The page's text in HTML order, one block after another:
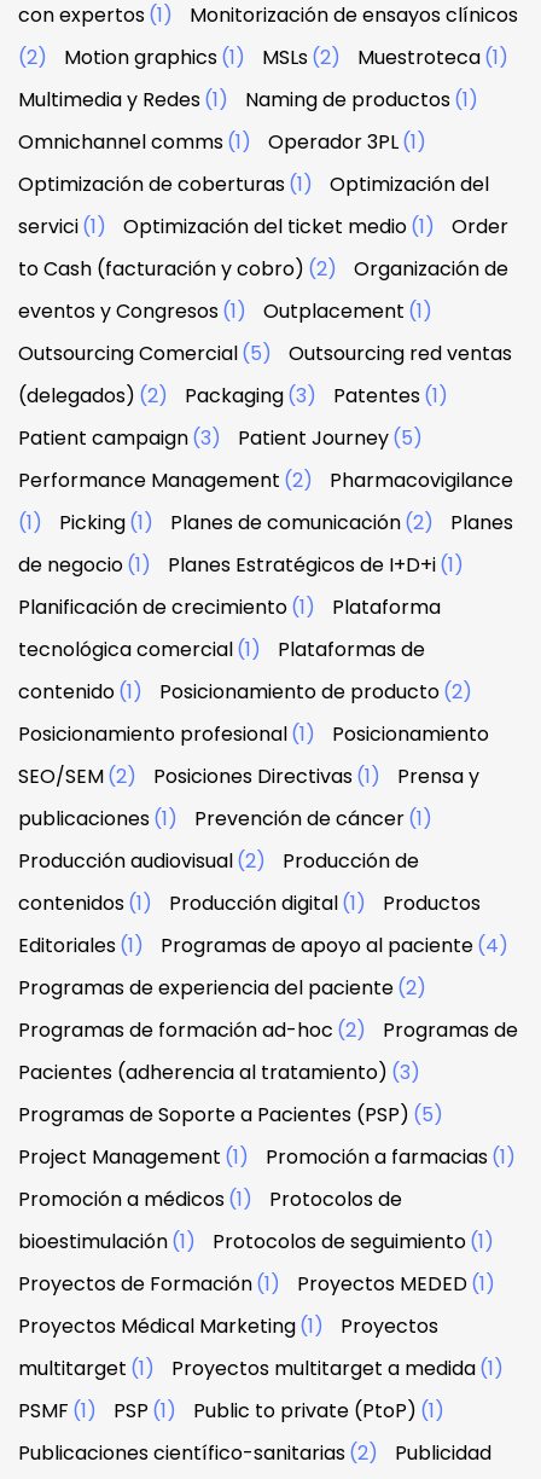
con expertos(1)
Monitorización de ensayos clínicos
(2)
Motion graphics(1) MSLs(2) Muestroteca(1)
Multimedia y Redes(1) Naming de productos(1)
Omnichannel comms(1) Operador 3PL(1)
Optimización de coberturas(1)
Optimización del
servici(1) Optimización del ticket medio(1)
Order
to Cash (facturación y cobro) (2)
Organización de
eventos y Congresos(1) Outplacement (1)
Outsourcing Comercial(5)
Outsourcing red ventas
(delegados) (2) Packaging(3) Patentes(1)
Patient campaign(3) Patient Journey(5)
Performance Management (2)
Pharmacovigilance
(1)
Picking(1) Planes de comunicación(2)
Planes
de negocio(1) Planes Estratégicos de I+D+i(1)
Planificación de crecimiento(1)
Plataforma
tecnológica comercial(1)
Plataformas de
contenido(1) Posicionamiento de producto(2)
Posicionamiento profesional(1)
Posicionamiento
SEO/SEM(2) Posiciones Directivas(1)
Prensa y
publicaciones(1) Prevención de cáncer(1)
Producción audiovisual(2)
Producción de
contenidos(1) Producción digital(1)
Productos
Editoriales(1) Programas de apoyo al paciente(4)
Programas de experiencia del paciente(2)
Programas de formación ad-hoc (2)
Programas de
Pacientes (adherencia al tratamiento) (3)
Programas de Soporte a Pacientes (PSP) (5)
Project Management (1) Promoción a farmacias(1)
Promoción a médicos(1)
Protocolos de
bioestimulación(1) Protocolos de seguimiento(1)
Proyectos de Formación(1) Proyectos MEDED(1)
Proyectos Médical Marketing(1)
Proyectos
multitarget (1) Proyectos multitarget a medida(1)
PSMF (1) PSP (1) Public to private (PtoP) (1)
Publicaciones científico-sanitarias(2) Publicidad